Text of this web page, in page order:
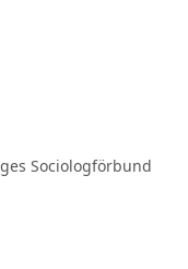
Sociologförbund